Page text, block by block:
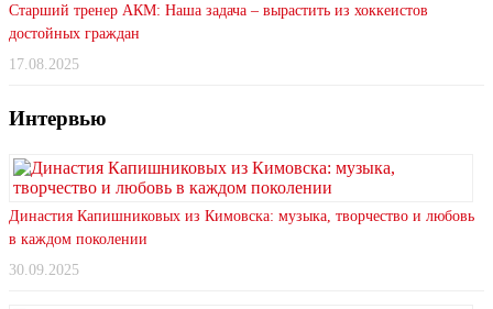
Старший тренер АКМ: Наша задача – вырастить из хоккеистов
достойных граждан
17.08.2025
Интервью
Династия Капишниковых из Кимовска: музыка, творчество и любовь
в каждом поколении
30.09.2025